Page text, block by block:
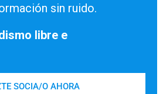
sin ruido.
libre e
SOCIA/O AHORA